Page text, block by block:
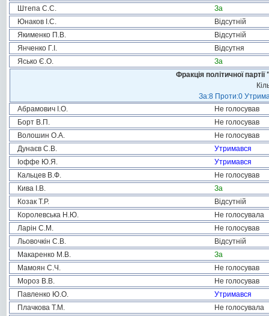
Штепа С.С.
За
Юнаков І.С.
Відсутній
Якименко П.В.
Відсутній
Янченко Г.І.
Відсутня
Ясько Є.О.
За
Фракція політичної
За:8 Проти:0
Абрамович І.О.
Не голосував
Борт В.П.
Не голосував
Волошин О.А.
Не голосував
Дунаєв С.В.
Утримався
Іоффе Ю.Я.
Утримався
Кальцев В.Ф.
Не голосував
Кива І.В.
За
Козак Т.Р.
Відсутній
Королевська Н.Ю.
Не голосувала
Ларін С.М.
Не голосував
Льовочкін С.В.
Відсутній
Макаренко М.В.
За
Мамоян С.Ч.
Не голосував
Мороз В.В.
Не голосував
Павленко Ю.О.
Утримався
Плачкова Т.М.
Не голосувала